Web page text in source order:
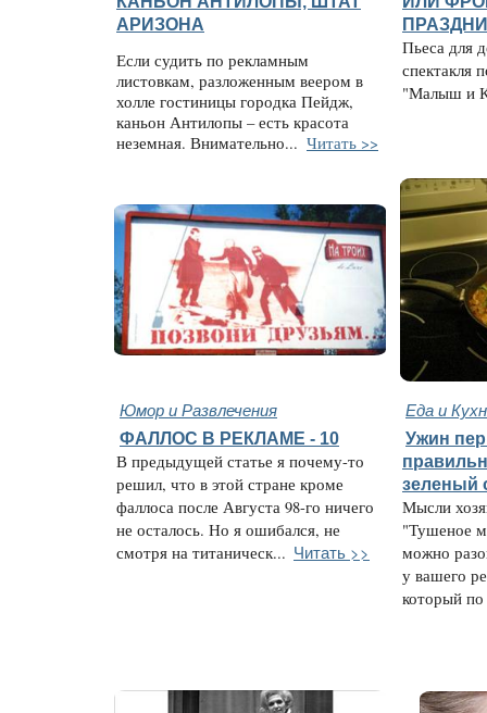
АРИЗОНА
Если судить по рекламным
листовкам, разложенным веером в
холле гостиницы городка Пейдж,
каньон Антилопы – есть красота
неземная. Внимательно... Читать >>
Пьеса для
спектакля
"Малыш и
Юмор и Развлечения Еда и
ФАЛЛОС В РЕКЛАМЕ - 10
В предыдущей статье я почему-то
решил, что в этой стране кроме
фаллоса после Августа 98-го ничего
не осталось. Но я ошибался, не
смотря на титаническ... Читать >>
Ужин
зеленый
Мысли
"Тушеное
можно
у вашего
который